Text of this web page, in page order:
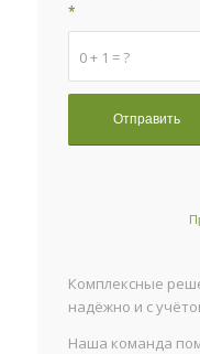
0 + 1 = ?
*
Комплексные
надёжно и с
Наша команда